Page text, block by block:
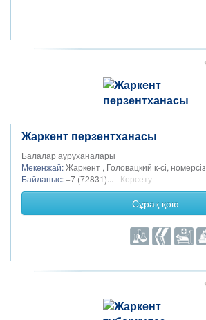
Жаркент перзентханасы
Балалар ауруханалары
Мекенжай:Жаркент , Головацкий к-сі, номерсіз
Байланыс: +7 (72831)... - Көрсету
Сұрақ қою